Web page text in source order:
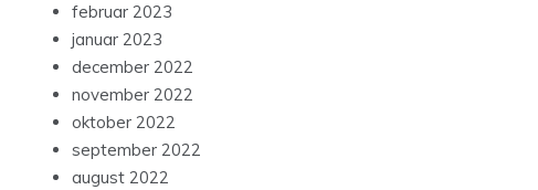
februar 2023
januar 2023
december 2022
november 2022
oktober 2022
september 2022
august 2022